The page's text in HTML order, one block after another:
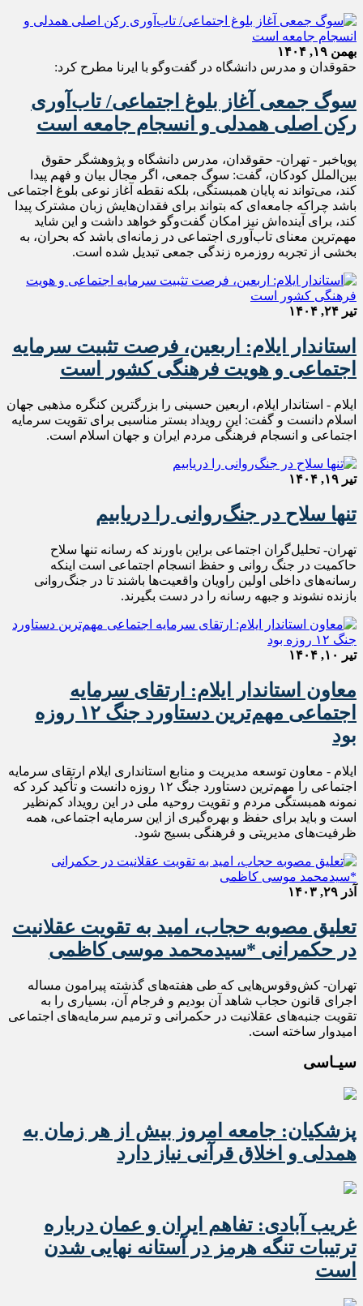
بهمن ۱۹, ۱۴۰۴
حقوقدان و مدرس دانشگاه در گفت‌وگو با ایرنا مطرح کرد:
سوگ جمعی آغاز بلوغ اجتماعی/ تاب‌آوری
رکن اصلی همدلی و انسجام جامعه است
پویاخبر - تهران- حقوقدان، مدرس دانشگاه و پژوهشگر حقوق
بین‌الملل کودکان، گفت:‌ سوگ جمعی، اگر مجال بیان و فهم پیدا
کند، می‌تواند نه پایان همبستگی، بلکه نقطه آغاز نوعی بلوغ اجتماعی
باشد چراکه جامعه‌ای که بتواند برای فقدان‌هایش زبان مشترک پیدا
کند، برای آینده‌اش نیز امکان گفت‌وگو خواهد داشت و این شاید
مهم‌ترین معنای تاب‌آوری اجتماعی در زمانه‌ای باشد که بحران، به
بخشی از تجربه روزمره زندگی جمعی تبدیل شده است.
تیر ۲۴, ۱۴۰۴
استاندار ایلام: اربعین، فرصت تثبیت سرمایه
اجتماعی و هویت فرهنگی کشور است
ایلام - استاندار ایلام، اربعین حسینی را بزرگترین کنگره مذهبی جهان
اسلام دانست و گفت: این رویداد بستر مناسبی برای تقویت سرمایه
اجتماعی و انسجام فرهنگی مردم ایران و جهان اسلام است.
تیر ۱۹, ۱۴۰۴
تنها سلاح در جنگ‌روانی را دریابیم
تهران- تحلیل‌گران اجتماعی براین باورند که رسانه تنها سلاح
حاکمیت در جنگ روانی و حفظ انسجام اجتماعی است اینکه
رسانه‌های داخلی اولین راویان واقعیت‌ها باشند تا در جنگ‌روانی
بازنده نشوند و جبهه رسانه را در دست بگیرند.
تیر ۱۰, ۱۴۰۴
معاون استاندار ایلام: ارتقای سرمایه
اجتماعی مهم‌ترین دستاورد جنگ ۱۲ روزه
بود
ایلام - معاون توسعه مدیریت و منابع استانداری ایلام ارتقای سرمایه
اجتماعی را مهم‌ترین دستاورد جنگ ۱۲ روزه دانست و تأکید کرد که
نمونه همبستگی مردم و تقویت روحیه ملی در این رویداد کم‌نظیر
است و باید برای حفظ و بهره‌گیری از این سرمایه اجتماعی، همه
ظرفیت‌های مدیریتی و فرهنگی بسیج شود.
آذر ۲۹, ۱۴۰۳
تعلیق مصوبه حجاب، امید به تقویت عقلانیت
در حکمرانی *سیدمحمد موسی کاظمی
تهران- کش‌وقوس‌هایی که طی هفته‌های گذشته پیرامون مساله
اجرای قانون حجاب شاهد آن بودیم و فرجام آن، بسیاری را به
تقویت جنبه‌های عقلانیت در حکمرانی و ترمیم سرمایه‌های اجتماعی
امیدوار ساخته است.
سیـاسی
پزشکیان: جامعه امروز بیش از هر زمان به
همدلی و اخلاق قرآنی نیاز دارد
غریب آبادی: تفاهم ایران و عمان درباره
ترتیبات تنگه هرمز در آستانه نهایی شدن
است